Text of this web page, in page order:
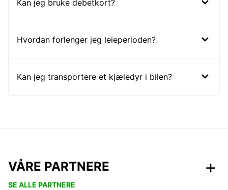
Kan jeg bruke debetkort?
Hvordan forlenger jeg leieperioden?
Kan jeg transportere et kjæledyr i bilen?
VÅRE PARTNERE
SE ALLE PARTNERE